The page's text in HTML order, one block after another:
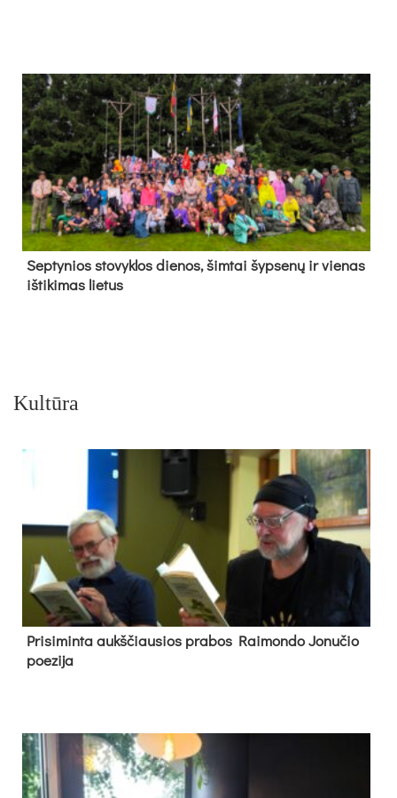
Sep­ty­nios sto­vyk­los die­nos, šim­tai šyp­se­nų ir vie­nas
iš­ti­ki­mas lie­tus
Kultūra
Pri­si­min­ta aukš­čiau­sios pra­bos Rai­mon­do Jo­nu­čio
poe­zi­ja